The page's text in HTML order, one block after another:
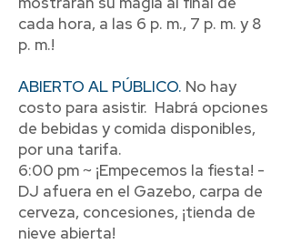
cada hora, a las 6 p. m., 7 p. m. y 8
p. m.!
ABIERTO AL PÚBLICO. No hay
costo para asistir. Habrá opciones
de bebidas y comida disponibles,
por una tarifa.
6:00 pm ~ ¡Empecemos la fiesta! -
DJ afuera en el Gazebo, carpa de
cerveza, concesiones, ¡tienda de
nieve abierta!